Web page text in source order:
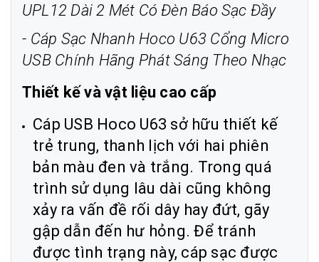
UPL12 Dài 2 Mét Có Đèn Báo Sạc Đầy
- Cáp Sạc Nhanh Hoco U63 Cổng Micro
USB Chính Hãng Phát Sáng Theo Nhạc
Thiết kế và vật liệu cao cấp
Cáp USB Hoco U63 sở hữu thiết kế
trẻ trung, thanh lịch với hai phiên
bản màu đen và trắng. Trong quá
trình sử dụng lâu dài cũng không
xảy ra vấn đề rối dây hay đứt, gãy
gập dẫn đến hư hỏng. Để tránh
được tình trạng này, cáp sạc được